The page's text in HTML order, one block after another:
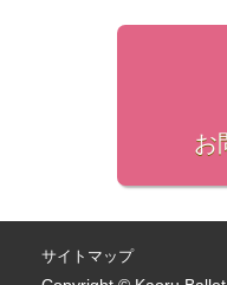
2018年3月 (3)
2017年5月 (6)
2016年1月 (2)
2015年1月 (1)
2014年3月 (2)
2012年3月 (3)
2012年1月 (3)
お
サイトマップ